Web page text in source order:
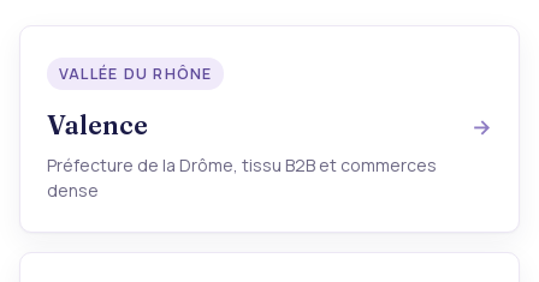
VALLÉE DU RHÔNE
Valence
Préfecture de la Drôme, tissu B2B et commerces
dense